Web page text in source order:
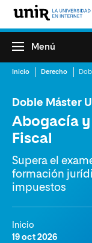
Menú
Inicio Derecho
Doble Máster
Abogacía y
Fiscal
Supera el
formación
impuestos
Inicio
19 oct 2026